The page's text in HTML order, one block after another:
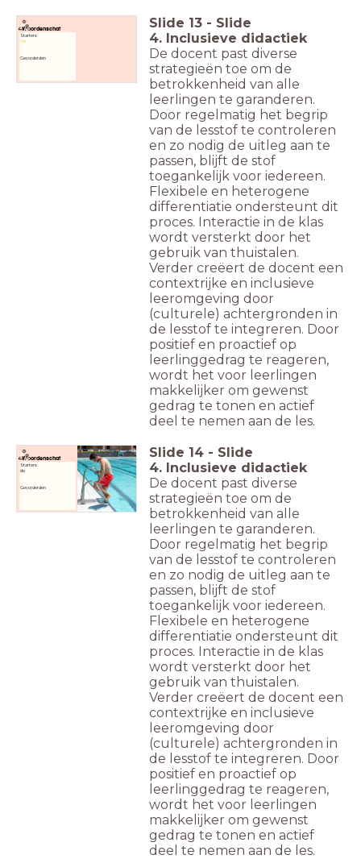
Woordenschat
Starters:
het
Gevorderden
Slide 13 - Slide
4. Inclusieve didactiek
De docent past diverse
strategieën toe om de
betrokkenheid van alle
leerlingen te garanderen.
Door regelmatig het begrip
van de lesstof te controleren
en zo nodig de uitleg aan te
passen, blijft de stof
toegankelijk voor iedereen.
Flexibele en heterogene
differentiatie ondersteunt dit
proces. Interactie in de klas
wordt versterkt door het
gebruik van thuistalen.
Verder creëert de docent een
contextrijke en inclusieve
leeromgeving door
(culturele) achtergronden in
de lesstof te integreren. Door
positief en proactief op
leerlinggedrag te reageren,
wordt het voor leerlingen
makkelijker om gewenst
gedrag te tonen en actief
deel te nemen aan de les.
Woordenschat
Starters:
de
Gevorderden
Slide 14 - Slide
4. Inclusieve didactiek
De docent past diverse
strategieën toe om de
betrokkenheid van alle
leerlingen te garanderen.
Door regelmatig het begrip
van de lesstof te controleren
en zo nodig de uitleg aan te
passen, blijft de stof
toegankelijk voor iedereen.
Flexibele en heterogene
differentiatie ondersteunt dit
proces. Interactie in de klas
wordt versterkt door het
gebruik van thuistalen.
Verder creëert de docent een
contextrijke en inclusieve
leeromgeving door
(culturele) achtergronden in
de lesstof te integreren. Door
positief en proactief op
leerlinggedrag te reageren,
wordt het voor leerlingen
makkelijker om gewenst
gedrag te tonen en actief
deel te nemen aan de les.